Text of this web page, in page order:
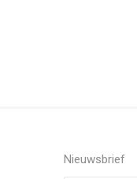
Nieuwsbrief